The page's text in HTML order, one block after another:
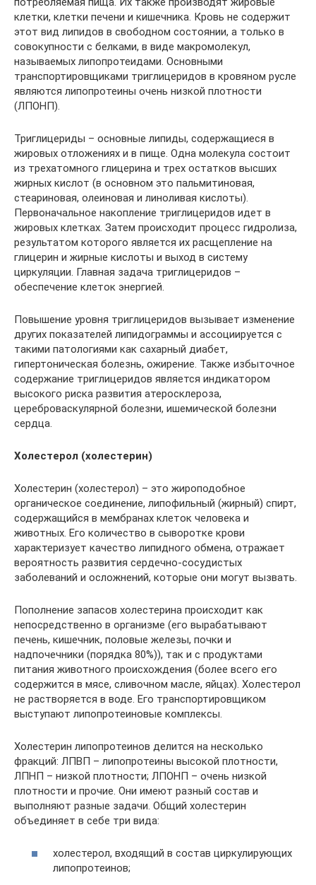
клетки, клетки печени и кишечника. Кровь не содержит
этот вид липидов в свободном состоянии, а только в
совокупности с белками, в виде макромолекул,
называемых липопротеидами. Основными
транспортировщиками триглицеридов в кровяном русле
являются липопротеины очень низкой плотности
(ЛПОНП).
Триглицериды – основные липиды, содержащиеся в
жировых отложениях и в пище. Одна молекула состоит
из трехатомного глицерина и трех остатков высших
жирных кислот (в основном это пальмитиновая,
стеариновая, олеиновая и линоливая кислоты).
Первоначальное накопление триглицеридов идет в
жировых клетках. Затем происходит процесс гидролиза,
результатом которого является их расщепление на
глицерин и жирные кислоты и выход в систему
циркуляции. Главная задача триглицеридов –
обеспечение клеток энергией.
Повышение уровня триглицеридов вызывает изменение
других показателей липидограммы и ассоциируется с
такими патологиями как сахарный диабет,
гипертоническая болезнь, ожирение. Также избыточное
содержание триглицеридов является индикатором
высокого риска развития атеросклероза,
цереброваскулярной болезни, ишемической болезни
сердца.
Холестерол (холестерин)
Холестерин (холестерол) – это жироподобное
органическое соединение, липофильный (жирный) спирт,
содержащийся в мембранах клеток человека и
животных. Его количество в сыворотке крови
характеризует качество липидного обмена, отражает
вероятность развития сердечно-сосудистых
заболеваний и осложнений, которые они могут вызвать.
Пополнение запасов холестерина происходит как
непосредственно в организме (его вырабатывают
печень, кишечник, половые железы, почки и
надпочечники (порядка 80%)), так и с продуктами
питания животного происхождения (более всего его
содержится в мясе, сливочном масле, яйцах). Холестерол
не растворяется в воде. Его транспортировщиком
выступают липопротеиновые комплексы.
Холестерин липопротеинов делится на несколько
фракций: ЛПВП – липопротеины высокой плотности,
ЛПНП – низкой плотности; ЛПОНП – очень низкой
плотности и прочие. Они имеют разный состав и
выполняют разные задачи. Общий холестерин
объединяет в себе три вида:
холестерол, входящий в состав циркулирующих
липопротеинов;